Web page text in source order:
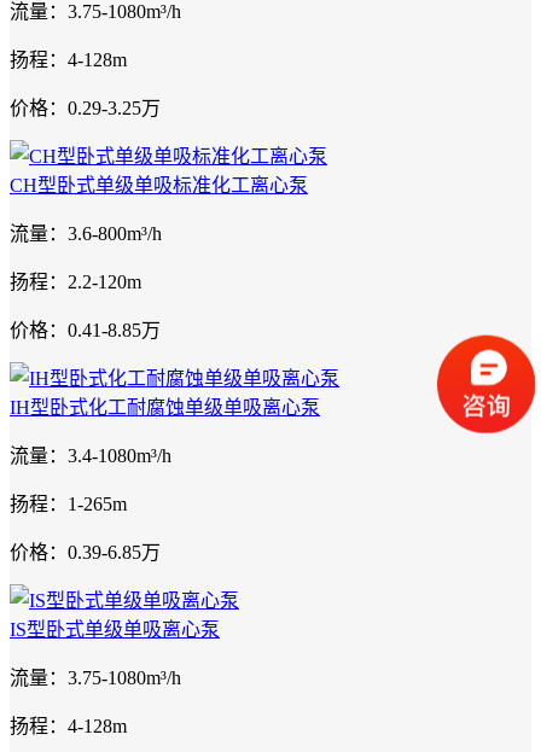
流量：3.75-1080m³/h
扬程：4-128m
价格：0.29-3.25万
CH型卧式单级单吸标准化工离心泵
流量：3.6-800m³/h
扬程：2.2-120m
价格：0.41-8.85万
IH型卧式化工耐腐蚀单级单吸离心泵
流量：3.4-1080m³/h
扬程：1-265m
价格：0.39-6.85万
IS型卧式单级单吸离心泵
流量：3.75-1080m³/h
扬程：4-128m